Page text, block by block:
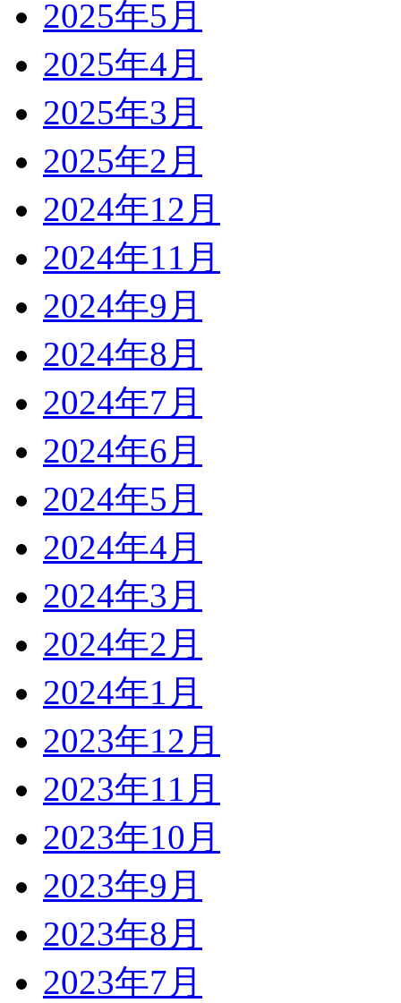
2025年5月
2025年4月
2025年3月
2025年2月
2024年12月
2024年11月
2024年9月
2024年8月
2024年7月
2024年6月
2024年5月
2024年4月
2024年3月
2024年2月
2024年1月
2023年12月
2023年11月
2023年10月
2023年9月
2023年8月
2023年7月